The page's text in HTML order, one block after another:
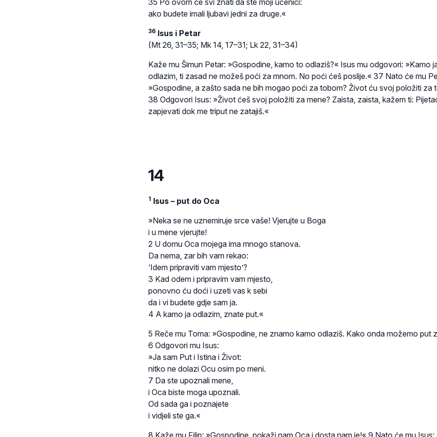
ako budete imali ljubavi jedni za druge.«
36 Isus i Petar
(Mt 26, 31–35; Mk 14, 17–31; Lk 22, 31–34)
Kaže mu Šimun Petar: »Gospodine, kamo to odlaziš?« Isus mu odgovori: »Kamo
odlazim, ti zasad ne možeš poći za mnom. No poći ćeš poslije.« 37 Nato će mu
»Gospodine, a zašto sada ne bih mogao poći za tobom? Život ću svoj položiti za
38 Odgovori Isus: »Život ćeš svoj položiti za mene? Zaista, zaista, kažem ti:
zapjevati dok me triput ne zatajiš.«
14
1 Isus – put do Oca
»Neka se ne uznemiruje srce vaše! Vjerujte u Boga
i u mene vjerujte!
2 U domu Oca mojega ima mnogo stanova.
Da nema, zar bih vam rekao:
‘Idem pripraviti vam mjesto’?
3 Kad odem i pripravim vam mjesto,
ponovno ću doći i uzeti vas k sebi
da i vi budete gdje sam ja.
4 A kamo ja odlazim, znate put.«
5 Reče mu Toma: »Gospodine, ne znamo kamo odlaziš. Kako onda možemo put
6 Odgovori mu Isus:
»Ja sam Put i Istina i Život:
nitko ne dolazi Ocu osim po meni.
7 Da ste upoznali mene,
i Oca biste moga upoznali.
Od sada ga i poznajete
i vidjeli ste ga.«
8 Kaže mu Filip: »Gospodine, pokaži nam Oca i dosta nam je!« 9 Nato će mu Isus: